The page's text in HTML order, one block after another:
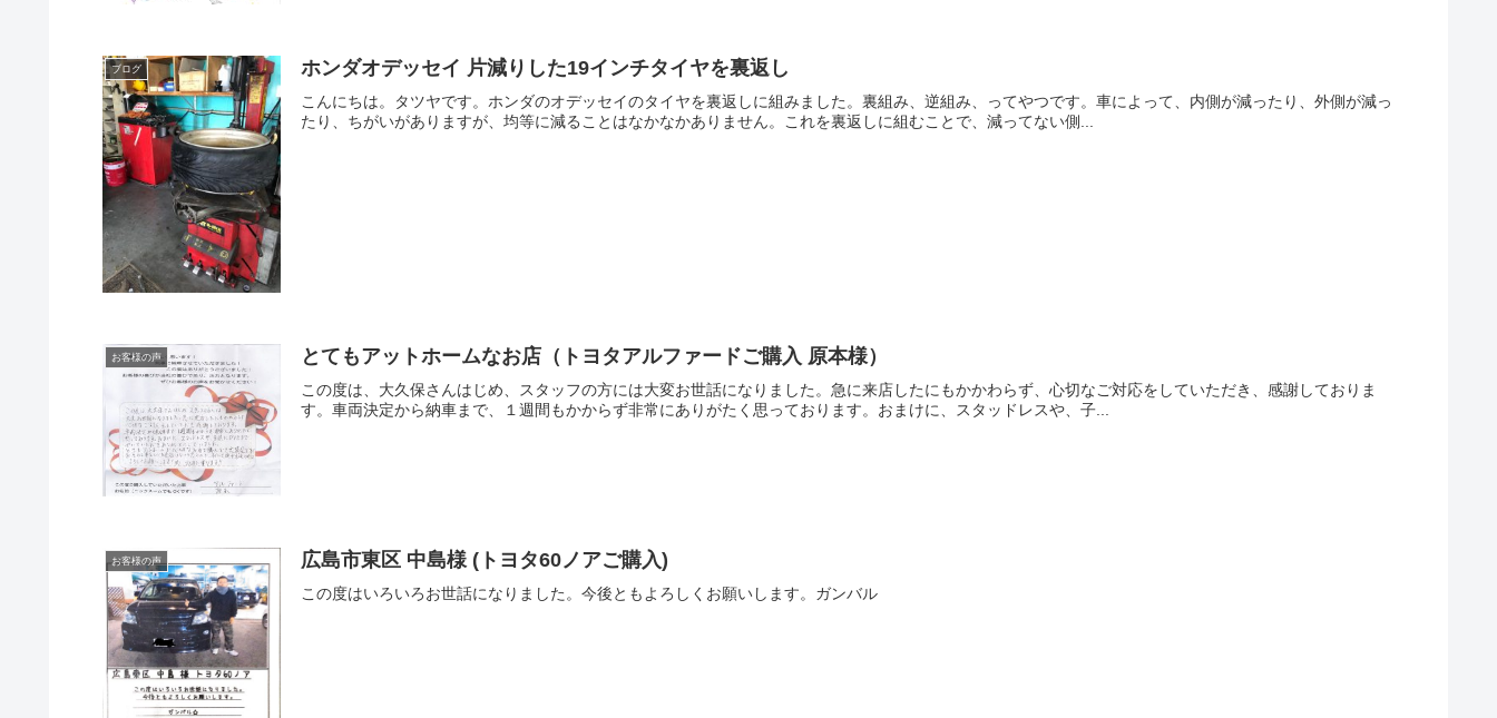
ブログ ホンダオデッセイ 片減りした19インチタイヤを裏返し
こんにちは。タツヤです。ホンダのオデッセイのタイヤを裏返しに組みました。裏組み、逆組み、ってやつです。車によって、内側が減ったり、外側が減っ
たり、ちがいがありますが、均等に減ることはなかなかありません。これを裏返しに組むことで、減ってない側...
お客様の声 とてもアットホームなお店（トヨタアルファードご購入 原本様）
この度は、大久保さんはじめ、スタッフの方には大変お世話になりました。急に来店したにもかかわらず、心切なご対応をしていただき、感謝しておりま
す。車両決定から納車まで、１週間もかからず非常にありがたく思っております。おまけに、スタッドレスや、子...
お客様の声 広島市東区 中島様 (トヨタ60ノアご購入)
この度はいろいろお世話になりました。今後ともよろしくお願いします。ガンバル